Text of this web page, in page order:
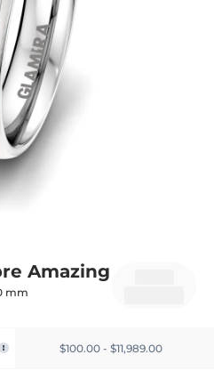
Amazing
mm
$100.00 - $11,989.00